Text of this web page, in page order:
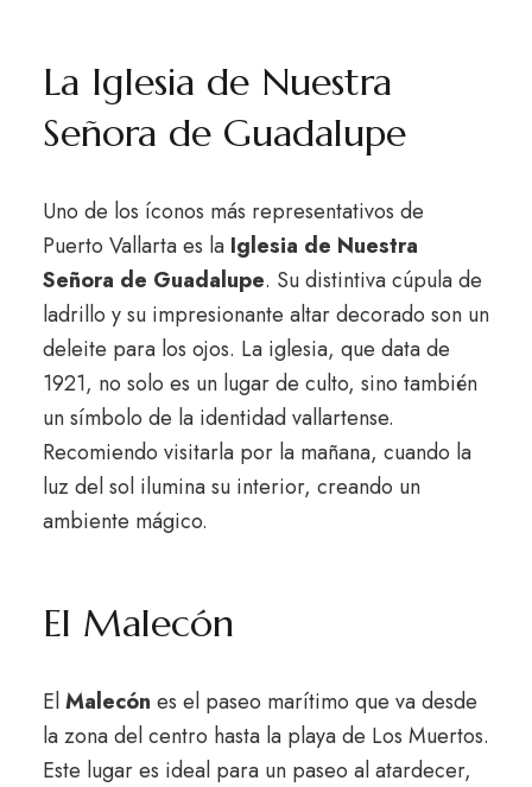
La Iglesia de Nuestra
Señora de Guadalupe
Uno de los íconos más representativos de
Puerto Vallarta es la Iglesia de Nuestra
Señora de Guadalupe. Su distintiva cúpula de
ladrillo y su impresionante altar decorado son un
deleite para los ojos. La iglesia, que data de
1921, no solo es un lugar de culto, sino también
un símbolo de la identidad vallartense.
Recomiendo visitarla por la mañana, cuando la
luz del sol ilumina su interior, creando un
ambiente mágico.
El Malecón
ElMalecón es el paseo marítimo que va desde
la zona del centro hasta la playa de Los Muertos.
Este lugar es ideal para un paseo al atardecer,